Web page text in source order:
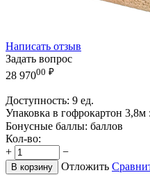
Написать отзыв
Задать вопрос
28 97000 ₽
Доступность: 9 ед.
Упаковка в гофрокартон 3,8м :
Бонусные баллы: баллов
Кол-во:
+
−
В корзину Отложить